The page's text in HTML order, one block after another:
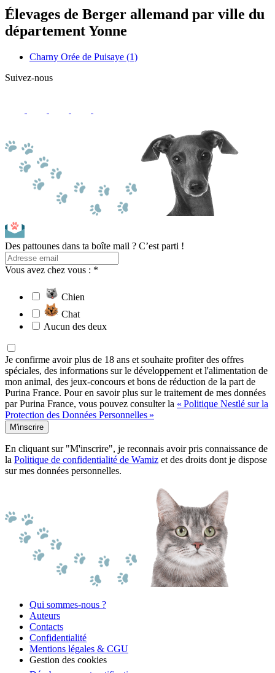
Élevages de Berger allemand par ville du
département Yonne
Charny Orée de Puisaye (1)
Suivez-nous
Des pattounes dans ta boîte mail ? C’est parti !
Vous avez chez vous : *
Chien
Chat
Aucun des deux
Je confirme avoir plus de 18 ans et souhaite profiter des offres
spéciales, des informations sur le développement et l'alimentation de
mon animal, des jeux-concours et bons de réduction de la part de
Purina France. Pour en savoir plus sur le traitement de mes données
par Purina France, vous pouvez consulter la « Politique Nestlé sur la
Protection des Données Personnelles »
M'inscrire
En cliquant sur "M'inscrire", je reconnais avoir pris connaissance de
la Politique de confidentialité de Wamiz et des droits dont je dispose
sur mes données personnelles.
Qui sommes-nous ?
Auteurs
Contacts
Confidentialité
Mentions légales & CGU
Gestion des cookies